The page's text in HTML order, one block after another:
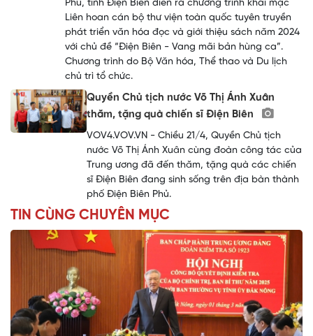
Phủ, tỉnh Điện Biên diễn ra chương trình khai mạc
Liên hoan cán bộ thư viện toàn quốc tuyên truyền
phát triển văn hóa đọc và giới thiệu sách năm 2024
với chủ đề “Điện Biên - Vang mãi bản hùng ca”.
Chương trình do Bộ Văn hóa, Thể thao và Du lịch
chủ trì tổ chức.
Quyền Chủ tịch nước Võ Thị Ánh Xuân
thăm, tặng quà chiến sĩ Điện Biên
VOV4.VOV.VN - Chiều 21/4, Quyền Chủ tịch
nước Võ Thị Ánh Xuân cùng đoàn công tác của
Trung ương đã đến thăm, tặng quà các chiến
sĩ Điện Biên đang sinh sống trên địa bàn thành
phố Điện Biên Phủ.
TIN CÙNG CHUYÊN MỤC